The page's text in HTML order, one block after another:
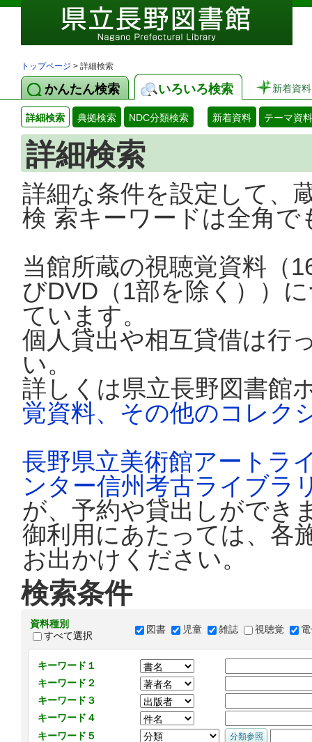
トップページ > 詳細検索
かんたん検索 いろいろ検索 新着資料
詳細検索 典拠検索 NDC分類検索 新着資料 テーマ資料
詳細検索
詳細な条件を設定して、
検 索キーワードは全角
当館所蔵の視聴覚資料（
びDVD（1部を除く））
ています。
個人貸出や相互貸借は行
い。
詳しくは県立長野図書館
覚資料、その他のコレク
長野県立美術館アートラ
ンター信州考古ライブラ
が、予約や貸出しができ
御利用にあたっては、各
お出かけください。
検索条件
資料種別
すべて選択
図書 児童 雑誌 視聴覚
キーワード１
キーワード２
キーワード３
キーワード４
キーワード５